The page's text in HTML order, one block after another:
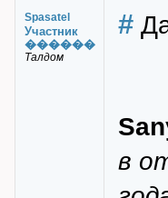
Spasatel
Участник
������
Талдом
#
в